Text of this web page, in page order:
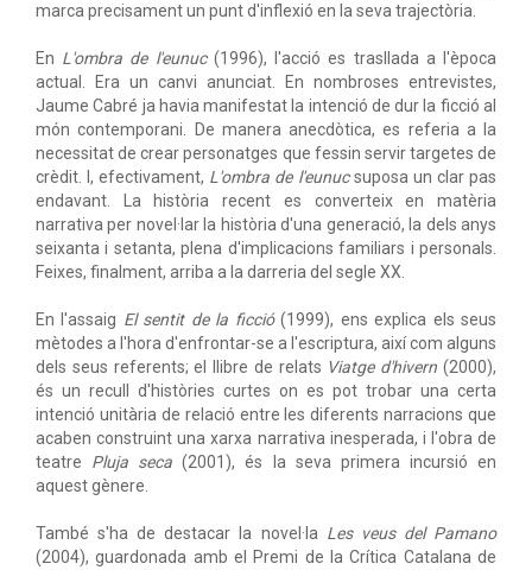
marca precisament un punt d'inflexió en la seva trajectòria.
En L'ombra de l'eunuc(1996), l'acció es trasllada a l'època
actual. Era un canvi anunciat. En nombroses entrevistes,
Jaume Cabré ja havia manifestat la intenció de dur la ficció al
món contemporani. De manera anecdòtica, es referia a la
necessitat de crear personatges que fessin servir targetes de
crèdit. I, efectivament, L'ombra de l'eunucsuposa un clar pas
endavant. La història recent es converteix en matèria
narrativa per novel·lar la història d'una generació, la dels anys
seixanta i setanta, plena d'implicacions familiars i personals.
Feixes, finalment, arriba a la darreria del segle XX.
En l'assaig El sentit de la ficció(1999), ens explica els seus
mètodes a l'hora d'enfrontar-se a l'escriptura, així com alguns
dels seus referents; el llibre de relats Viatge d'hivern (2000),
és un recull d'històries curtes on es pot trobar una certa
intenció unitària de relació entre les diferents narracions que
acaben construint una xarxa narrativa inesperada, i l'obra de
teatre Pluja seca (2001), és la seva primera incursió en
aquest gènere.
També s'ha de destacar la novel·la Les veus del Pamano
(2004), guardonada amb el Premi de la Crítica Catalana de